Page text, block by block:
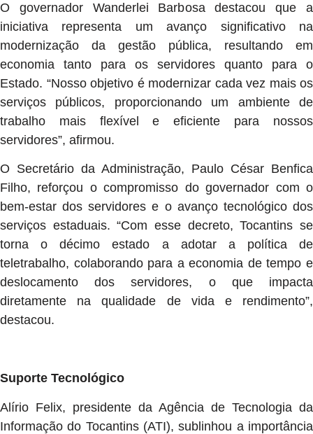
O governador Wanderlei Barbosa destacou que a
iniciativa representa um avanço significativo na
modernização da gestão pública, resultando em
economia tanto para os servidores quanto para o
Estado. “Nosso objetivo é modernizar cada vez mais os
serviços públicos, proporcionando um ambiente de
trabalho mais flexível e eficiente para nossos
servidores”, afirmou.
O Secretário da Administração, Paulo César Benfica
Filho, reforçou o compromisso do governador com o
bem-estar dos servidores e o avanço tecnológico dos
serviços estaduais. “Com esse decreto, Tocantins se
torna o décimo estado a adotar a política de
teletrabalho, colaborando para a economia de tempo e
deslocamento dos servidores, o que impacta
diretamente na qualidade de vida e rendimento”,
destacou.
Suporte Tecnológico
Alírio Felix, presidente da Agência de Tecnologia da
Informação do Tocantins (ATI), sublinhou a importância